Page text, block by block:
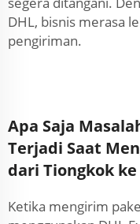
DHL, bisnis merasa
pengiriman.
Apa Saja
Terjadi Saat
dari Tiongkok
Ketika mengirim